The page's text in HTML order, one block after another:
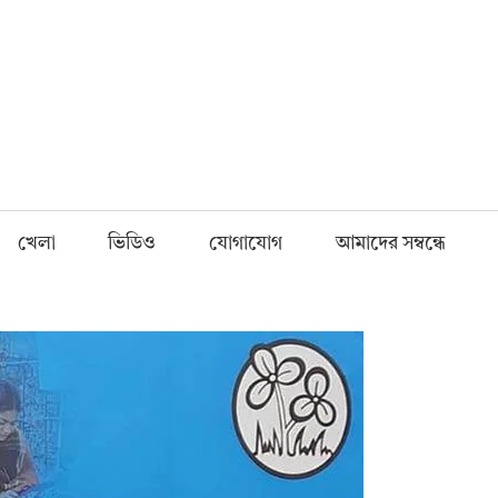
খেলা ভিডিও যোগাযোগ আমাদের সম্বন্ধে